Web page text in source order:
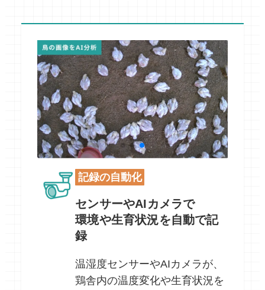
記録の自動化
センサーやAIカメラで
環境や生育状況を自動で記
録
温湿度センサーやAIカメラが、
鶏舎内の温度変化や生育状況を